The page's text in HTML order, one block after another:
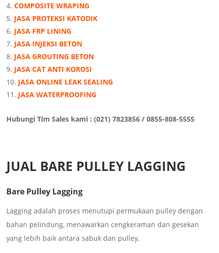
COMPOSITE WRAPING
JASA PROTEKSI KATODIK
JASA FRP LINING
JASA INJEKSI BETON
JASA GROUTING BETON
JASA CAT ANTI KOROSI
JASA ONLINE LEAK SEALING
JASA WATERPROOFING
Hubungi Tim Sales kami : (021) 7823856 / 0855-808-5555
JUAL BARE PULLEY LAGGING
Bare Pulley Lagging
Lagging adalah proses menutupi permukaan pulley dengan
bahan pelindung, menawarkan cengkeraman dan gesekan
yang lebih baik antara sabuk dan pulley.